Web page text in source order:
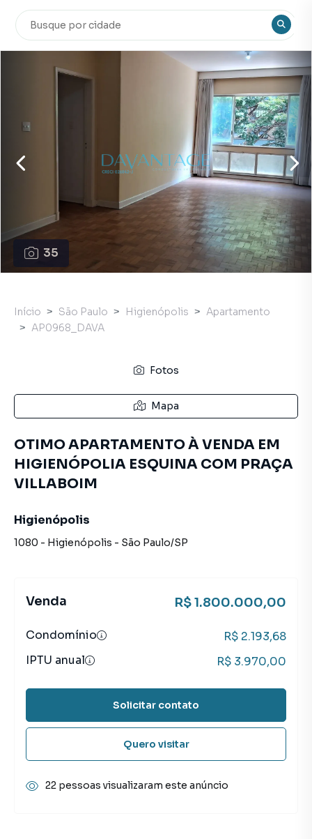
35
Início São Paulo Higienópolis
Apartamento
AP0968_DAVA
Fotos
Mapa
OTIMO APARTAMENTO À VENDA EM
HIGIENÓPOLIA ESQUINA COM PRAÇA
VILLABOIM
Higienópolis
1080 - Higienópolis - São Paulo/SP
Venda R$ 1.800.000,00
Condomínio
R$ 2.193,68
IPTU anual
R$ 3.970,00
Solicitar contato
Quero visitar
22 pessoas visualizaram este anúncio